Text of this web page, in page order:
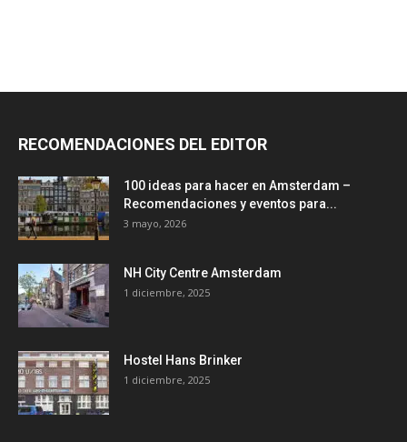
RECOMENDACIONES DEL EDITOR
100 ideas para hacer en Amsterdam –
Recomendaciones y eventos para...
3 mayo, 2026
NH City Centre Amsterdam
1 diciembre, 2025
Hostel Hans Brinker
1 diciembre, 2025